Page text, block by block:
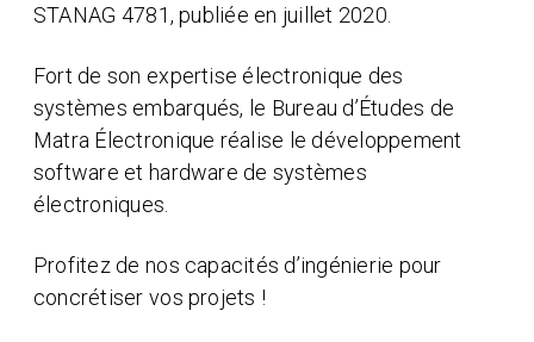
STANAG 4781, publiée en juillet 2020.
Fort de son expertise électronique des
systèmes embarqués, le Bureau d’Études de
Matra Électronique réalise le développement
software et hardware de systèmes
électroniques.
Profitez de nos capacités d’ingénierie pour
concrétiser vos projets !